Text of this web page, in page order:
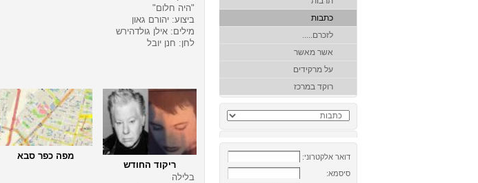
כתבות
לזכרם.....
אשר מאשר
על מרקידים
רוקד במרכז
דואר אלקטרוני:
סיסמא:
"היה חלום"
ביצוע: יהורם גאון
מילים: אילן גולדהירש
לחן: חנן יובל
ריקוד החודש
בלילה
מפה כפר סבא